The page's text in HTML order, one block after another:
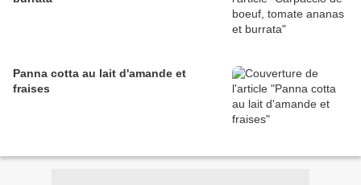
Panna cotta au lait d'amande et
fraises